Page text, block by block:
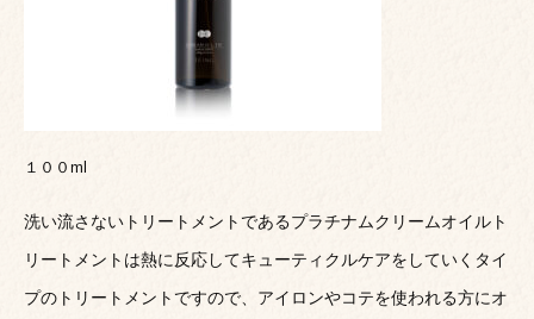
１００ml
洗い流さないトリートメントであるプラチナムクリームオイルト
リートメントは熱に反応してキューティクルケアをしていくタイ
プのトリートメントですので、アイロンやコテを使われる方にオ